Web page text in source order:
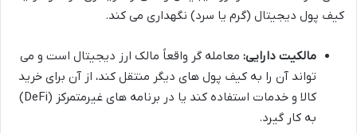
کیف پول دیجیتال (گرم یا سرد) نگهداری می کند.
مالکیت دارایی: معامله گر واقعاً مالک ارز دیجیتال است و می
تواند آن را به کیف پول های دیگر منتقل کند، از آن برای خرید
کالا و خدمات استفاده کند یا در برنامه های غیرمتمرکز (DeFi)
به کار گیرد.